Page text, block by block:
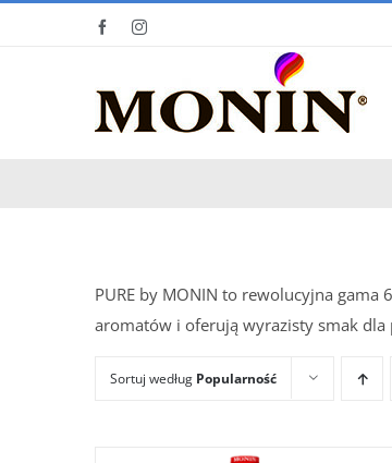
FacebookInstagram
PURE by MONIN to rewolucyjna
aromatów i oferują wyrazisty smak
Sortuj według Popularność